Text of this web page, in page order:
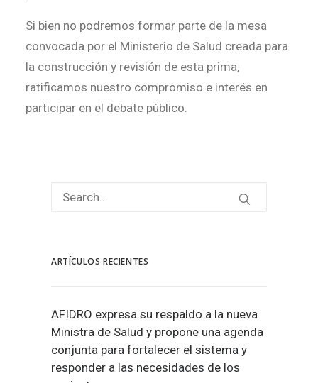
Si bien no podremos formar parte de la mesa
convocada por el Ministerio de Salud creada para
la construcción y revisión de esta prima,
ratificamos nuestro compromiso e interés en
participar en el debate público.
ARTÍCULOS RECIENTES
AFIDRO expresa su respaldo a la nueva
Ministra de Salud y propone una agenda
conjunta para fortalecer el sistema y
responder a las necesidades de los